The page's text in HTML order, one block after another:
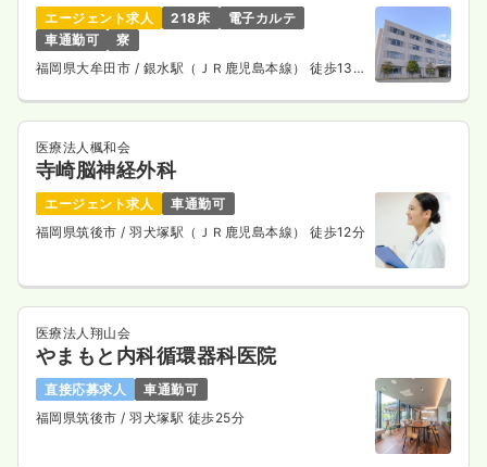
エージェント求人 218床
電子カルテ
車通勤可
寮
福岡県大牟田市 / 銀水駅（ＪＲ鹿児島本線） 徒歩13
医療法人楓和会
寺崎脳神経外科
エージェント求人
車通勤可
福岡県筑後市 / 羽犬塚駅（ＪＲ鹿児島本線） 徒歩12分
医療法人翔山会
やまもと内科循環器科医院
直接応募求人
車通勤可
福岡県筑後市 / 羽犬塚駅 徒歩25分